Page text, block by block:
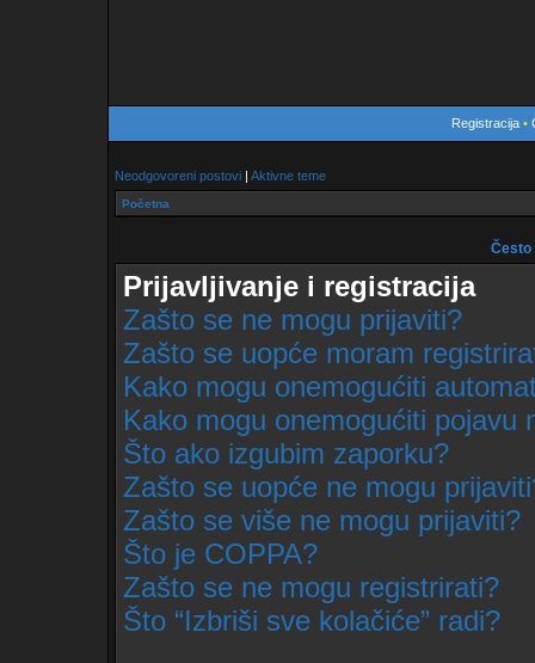
Registracija•
Neodgovoreni postovi | Aktivne teme
Početna
Često
Prijavljivanje i registracija
Zašto se ne mogu prijaviti?
Zašto se uopće moram
Kako mogu onemogućiti
Kako mogu onemogućiti pojavu
Što ako izgubim zaporku?
Zašto se uopće ne mogu
Zašto se više ne mogu prijaviti?
Što je COPPA?
Zašto se ne mogu registrirati?
Što “Izbriši sve kolačiće” radi?